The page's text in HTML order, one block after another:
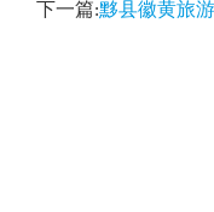
下一篇:黟县徽黄旅